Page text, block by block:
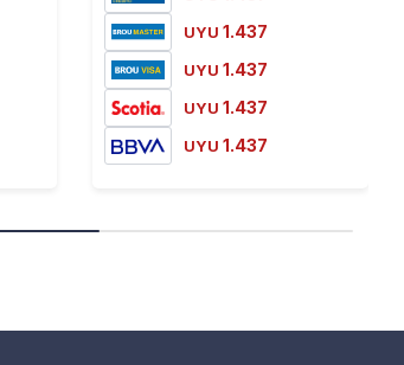
UYU 1.437
UYU 1.437
UYU 1.437
UYU 1.437